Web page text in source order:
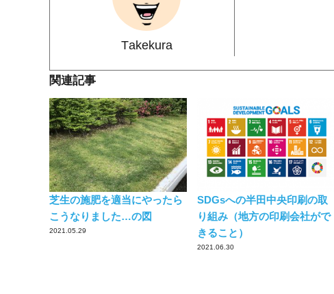
Takekura
関連記事
芝生の施肥を適当にやったら
こうなりました…の図
2021.05.29
SDGsへの半田中央印刷の取
り組み（地方の印刷会社がで
きること）
2021.06.30